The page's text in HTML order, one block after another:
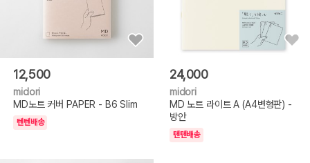
12,500
midori
MD노트 커버 PAPER - B6 Slim
텐텐배송
24,000
midori
MD 노트 라이트 A (A4변형판) -
방안
텐텐배송